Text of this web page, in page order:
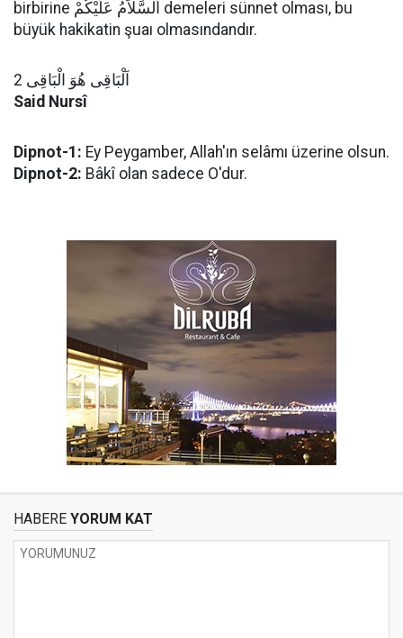
birbirine اَلسَّلاَمُ عَلَيْكُمْ demeleri sünnet olması, bu
büyük hakikatin şuaı olmasındandır.
اَلْبَاقِى هُوَ الْبَاقِى 2
Said Nursî
Dipnot-1: Ey Peygamber, Allah'ın selâmı üzerine olsun.
Dipnot-2: Bâkî olan sadece O'dur.
HABERE YORUM KAT